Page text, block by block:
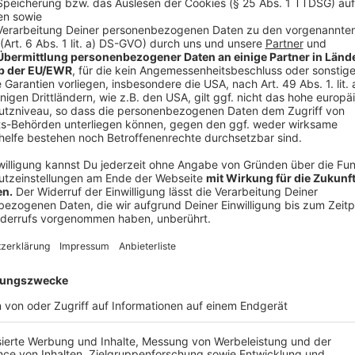
Jedoch haben Umfragen ergeben, dass die meisten
nehmen und sich auch entsprechend verhalten.
Anzeige
Die Ärztin hat Angst vor den Corona-Leugnern
Peter (66) leidet bis heute an den Folgen
Anzeige